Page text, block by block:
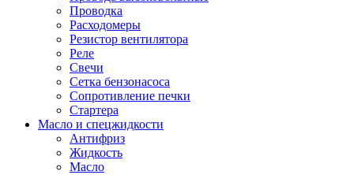
Проводка
Расходомеры
Резистор вентилятора
Реле
Свечи
Сетка бензонасоса
Сопротивление печки
Стартера
Масло и спецжидкости
Антифриз
Жидкость
Масло